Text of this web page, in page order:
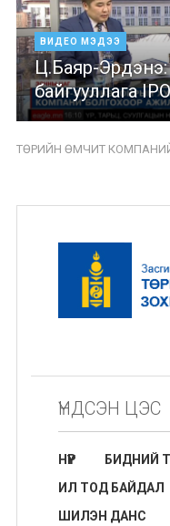
ВИДЕО МЭДЭЭ
Ц.Баяр-
байгууллага
ТӨРИЙН ӨМЧИТ
ҮНДСЭН ЦЭС
НҮҮР БИДНИЙ
ИЛ ТОД БАЙДАЛ
ШИЛЭН ДАНС